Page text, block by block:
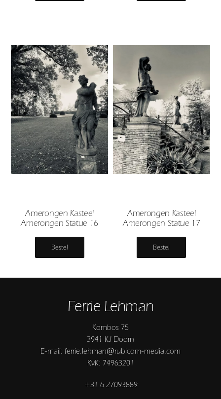
Amerongen Kasteel
Amerongen Statue 16
Bestel
Amerongen Kasteel
Amerongen Statue 17
Bestel
Ferrie Lehman
Kombos 75
3941 KJ Doorn
E-mail: ferrie.lehman@rubicom-media.com
KvK: 74963201
+31 6 27093889